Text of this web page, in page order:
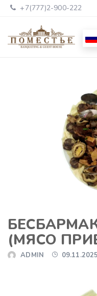
+7(777)2-900-222
(МЯСО
ADMIN 09.11.2025